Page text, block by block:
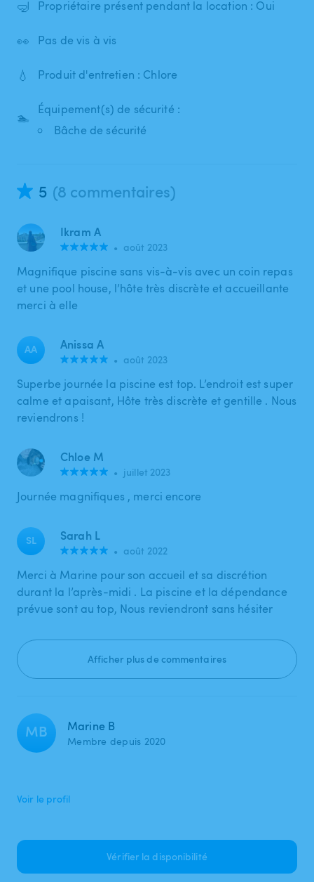
🤿 Propriétaire présent pendant la location : Oui
👀 Pas de vis à vis
💧 Produit d'entretien : Chlore
🏊
Équipement(s) de sécurité :
Bâche de sécurité
5 (8 commentaires)
Ikram A
• août 2023
Magnifique piscine sans vis-à-vis avec un coin repas
et une pool house, l’hôte très discrète et accueillante
merci à elle
AA Anissa A
• août 2023
Superbe journée la piscine est top. L’endroit est super
calme et apaisant, Hôte très discrète et gentille . Nous
reviendrons !
Chloe M
• juillet 2023
Journée magnifiques , merci encore
SL Sarah L
• août 2022
Merci à Marine pour son accueil et sa discrétion
durant la l’après-midi . La piscine et la dépendance
prévue sont au top, Nous reviendront sans hésiter
Afficher plus de commentaires
MB Marine B
Membre depuis 2020
Voir le profil
Vérifier la disponibilité